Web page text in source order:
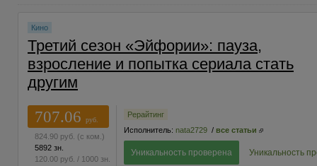
Кино
Третий сезон «Эйфории»: пауза,
взросление и попытка сериала стать
другим
707.06
руб.
824.90 руб. (с ком.)
5892 зн.
120.00 руб. / 1000 зн.
Рерайтинг
Исполнитель: nata2729 / все статьи
Уникальность проверена Уникальность